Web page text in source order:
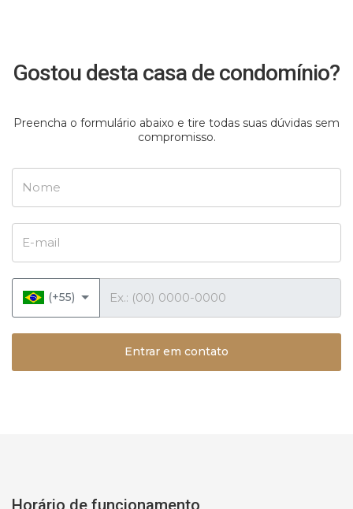
Gostou desta casa de condomínio?
Preencha o formulário abaixo e tire todas suas dúvidas sem
compromisso.
(+55)
Entrar em contato
Horário de funcionamento